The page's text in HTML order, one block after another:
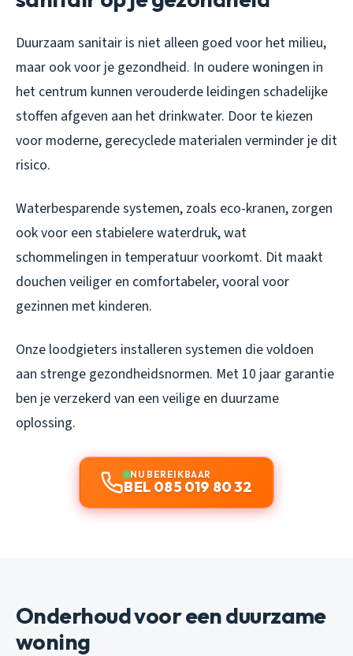
Duurzaam sanitair is niet alleen goed voor het milieu,
maar ook voor je gezondheid. In oudere woningen in
het centrum kunnen verouderde leidingen schadelijke
stoffen afgeven aan het drinkwater. Door te kiezen
voor moderne, gerecyclede materialen verminder je dit
risico.
Waterbesparende systemen, zoals eco-kranen, zorgen
ook voor een stabielere waterdruk, wat
schommelingen in temperatuur voorkomt. Dit maakt
douchen veiliger en comfortabeler, vooral voor
gezinnen met kinderen.
Onze loodgieters installeren systemen die voldoen
aan strenge gezondheidsnormen. Met 10 jaar garantie
ben je verzekerd van een veilige en duurzame
oplossing.
NU BEREIKBAAR
BEL 085 019 80 32
Onderhoud voor een duurzame
woning